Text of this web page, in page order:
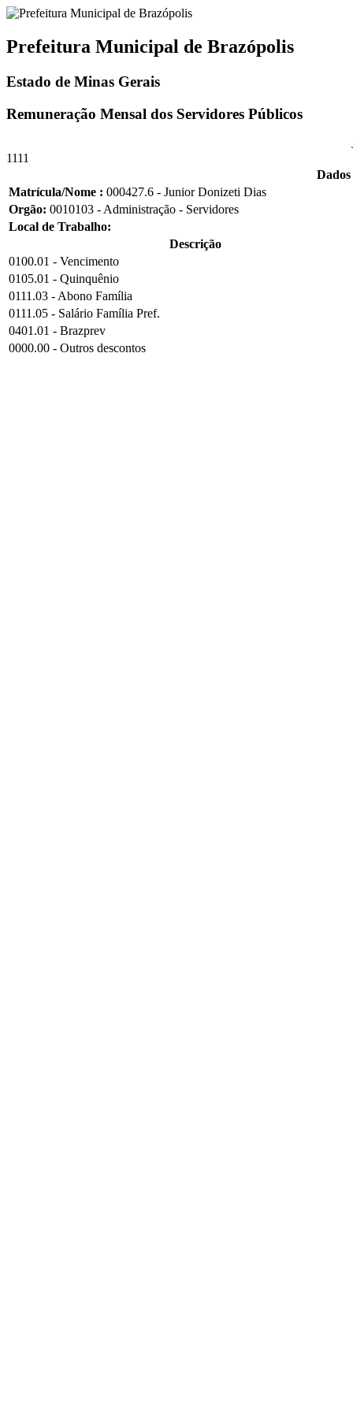
Prefeitura Municipal de Brazópolis
Estado de Minas Gerais
Remuneração Mensal dos Servidores Públicos
1111
Matrícula/Nome : 000427.6 - Junior Donizeti Dias
Orgão: 0010103 - Administração - Servidores
Local de Trabalho:
Descrição
0100.01 - Vencimento
0105.01 - Quinquênio
0111.03 - Abono Família
0111.05 - Salário Família Pref.
0401.01 - Brazprev
0000.00 - Outros descontos